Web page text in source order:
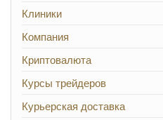
Клиники
Компания
Криптовалюта
Курсы трейдеров
Курьерская доставка